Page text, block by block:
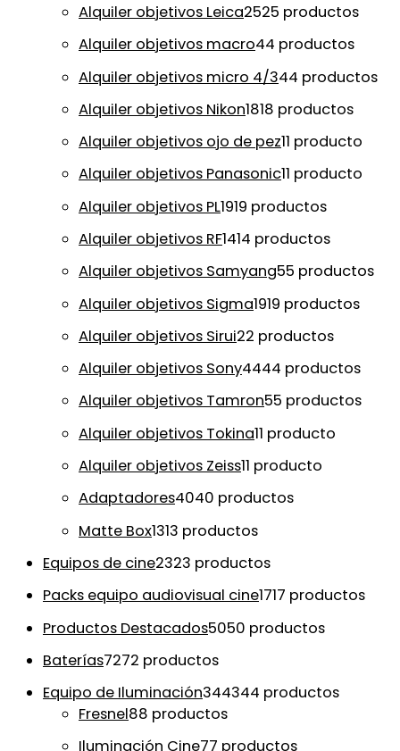
Alquiler objetivos Leica2525 productos
Alquiler objetivos macro44 productos
Alquiler objetivos micro 4/344 productos
Alquiler objetivos Nikon1818 productos
Alquiler objetivos ojo de pez11 producto
Alquiler objetivos Panasonic11 producto
Alquiler objetivos PL1919 productos
Alquiler objetivos RF1414 productos
Alquiler objetivos Samyang55 productos
Alquiler objetivos Sigma1919 productos
Alquiler objetivos Sirui22 productos
Alquiler objetivos Sony4444 productos
Alquiler objetivos Tamron55 productos
Alquiler objetivos Tokina11 producto
Alquiler objetivos Zeiss11 producto
Adaptadores4040 productos
Matte Box1313 productos
Equipos de cine2323 productos
Packs equipo audiovisual cine1717 productos
Productos Destacados5050 productos
Baterías7272 productos
Equipo de Iluminación344344 productos
Fresnel88 productos
Iluminación Cine77 productos